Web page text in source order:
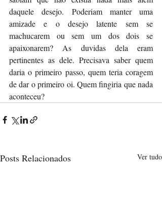
daquele desejo. Poderiam manter uma
amizade e o desejo latente sem se
machucarem ou sem um dos dois se
apaixonarem? As duvidas dela eram
pertinentes as dele. Precisava saber quem
daria o primeiro passo, quem teria coragem
de dar o primeiro oi. Quem fingiria que nada
aconteceu?
Posts Relacionados Ver tudo